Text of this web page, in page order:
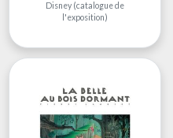
Disney (catalogue de
l'exposition)